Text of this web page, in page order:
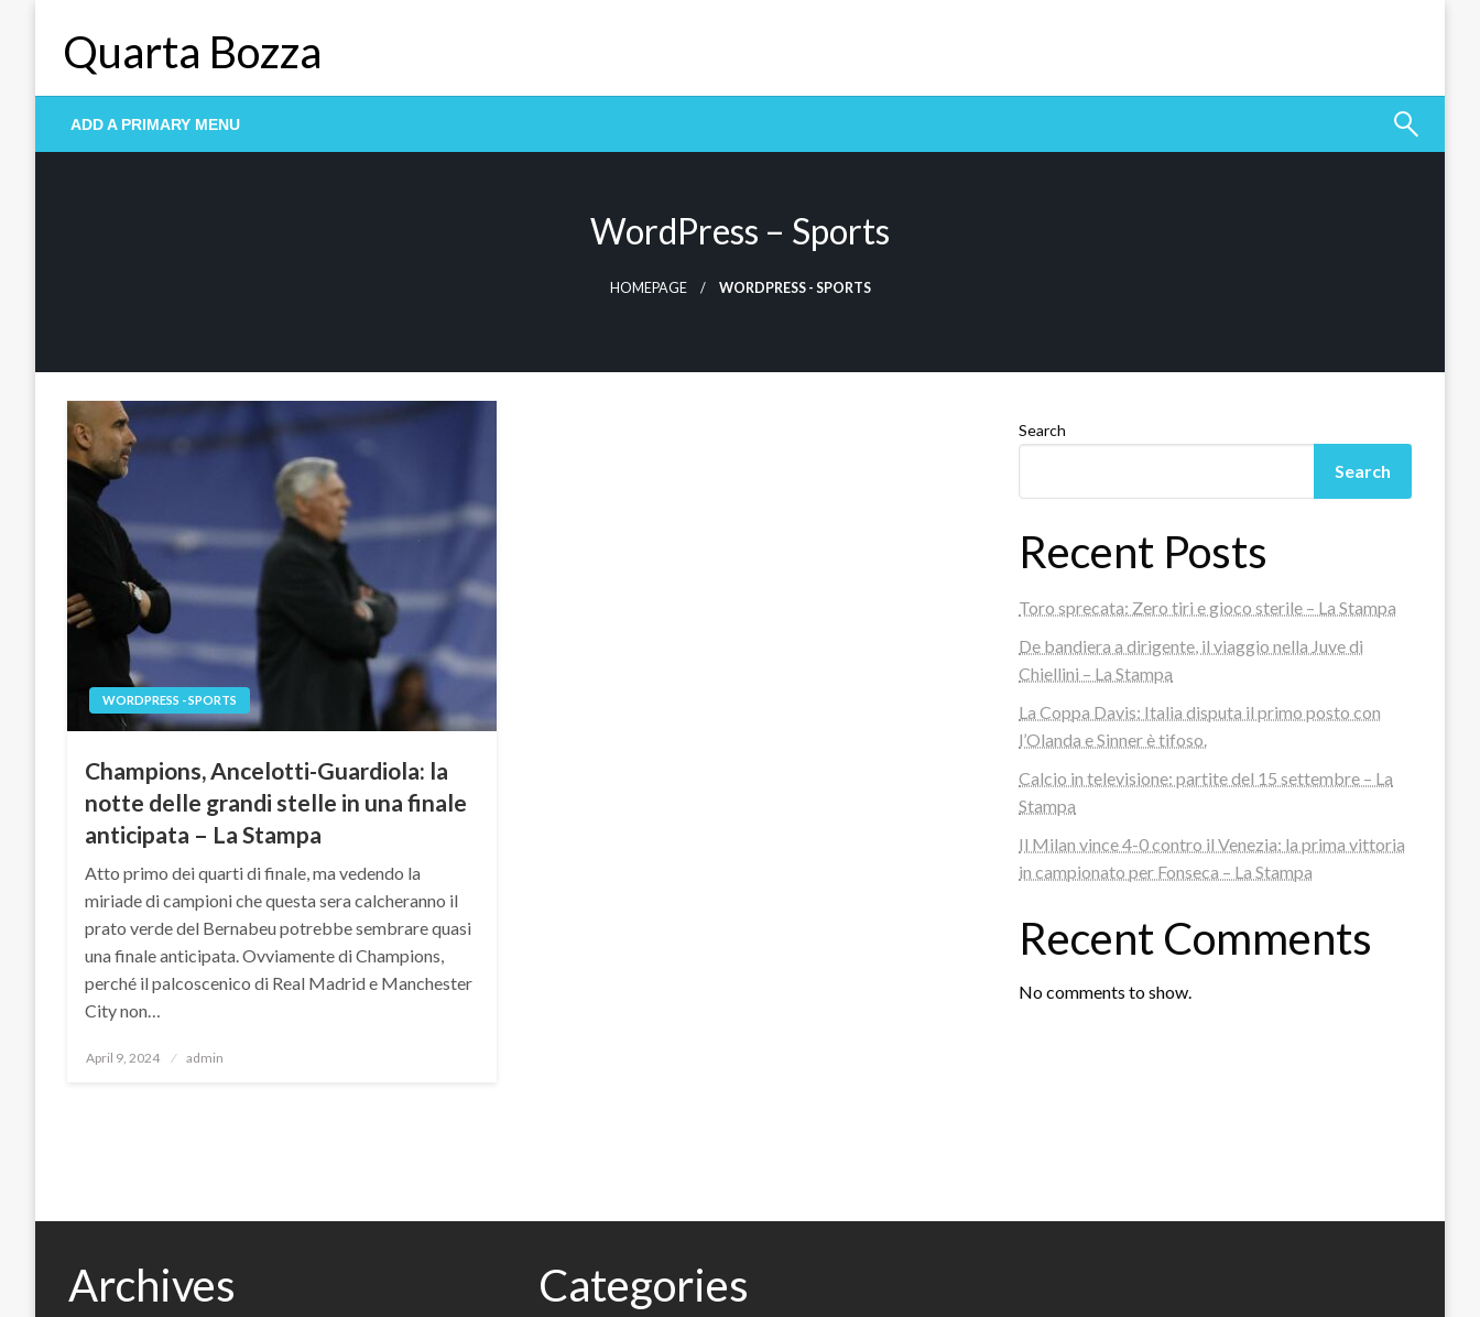
Quarta Bozza
ADD A PRIMARY MENU
WordPress – Sports
HOMEPAGE WORDPRESS - SPORTS
WORDPRESS - SPORTS
Champions, Ancelotti-Guardiola: la
notte delle grandi stelle in una finale
anticipata – La Stampa
Atto primo dei quarti di finale, ma vedendo la
miriade di campioni che questa sera calcheranno il
prato verde del Bernabeu potrebbe sembrare quasi
una finale anticipata. Ovviamente di Champions,
perché il palcoscenico di Real Madrid e Manchester
City non…
Posted
April 9, 2024 admin
Search
Search
Recent Posts
Toro sprecata: Zero tiri e gioco sterile – La Stampa
De bandiera a dirigente, il viaggio nella Juve di
Chiellini – La Stampa
La Coppa Davis: Italia disputa il primo posto con
l’Olanda e Sinner è tifoso.
Calcio in televisione: partite del 15 settembre – La
Stampa
Il Milan vince 4-0 contro il Venezia: la prima vittoria
in campionato per Fonseca – La Stampa
Recent Comments
No comments to show.
Archives Categories